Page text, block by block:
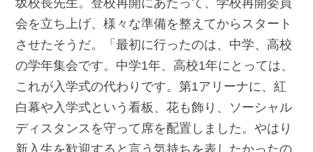
会を立ち上げ、様々な準備を整えてからスタート
させたそうだ。「最初に行ったのは、中学、高校
の学年集会です。中学1年、高校1年にとっては、
これが入学式の代わりです。第1アリーナに、紅
白幕や入学式という看板、花も飾り、ソーシャル
ディスタンスを守って席を配置しました。やはり
新入生を歓迎すると言う気持ちを表したかったの